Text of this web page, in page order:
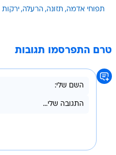
תפוחי אדמה תזונה הרעלה ירקות
טרם התפרסמו תגובות